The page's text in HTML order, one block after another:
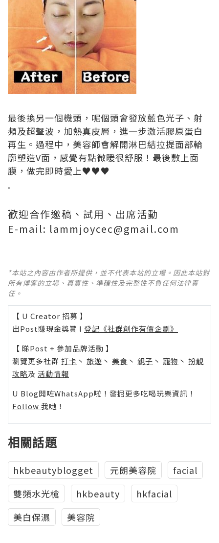
最後換另一個機頭，呢個頭會發放藍色光子、射
頻及超聲波，加熱真皮層，進一步激活膠原蛋白
再生。過程中，美容師會解開淋巴結拉提面部輪
廓塑造V面，感覺有點微暖很舒服！最後敷上面
膜，做完即時愛上♥♥♥
.
歡迎合作邀稿、試用、出席活動
E-mail: lammjoycec@gmail.com
*本站之內容由作者所提供，並不代表本站的立場。因此本站對
所有博客的立場、真實性、準確性及完整性不負任何法律責
任。
【 U Creator 招募 】
出Post賺現金獎賞 l 登記《社群創作有價企劃》
【 睇Post + 參加品牌活動 】
瀏覽更多社群 打卡 丶 旅遊 丶 美食 丶 親子 丶 寵物 丶 扮靚
攻略及 活動情報
U Blog開咗WhatsApp啦！發掘更多吃喝玩樂資訊！
Follow 我哋 ！
相關話題
hkbeautyblogget 元朗美容院
facial
雙頻水光槍
hkbeauty
hkfacial
美白保濕
美容院